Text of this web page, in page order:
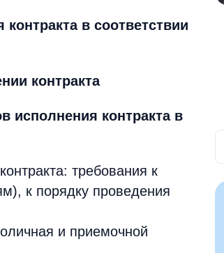
в соответствии
контракта
исполнения контракта в
требования к
к порядку проведения
и приемочной